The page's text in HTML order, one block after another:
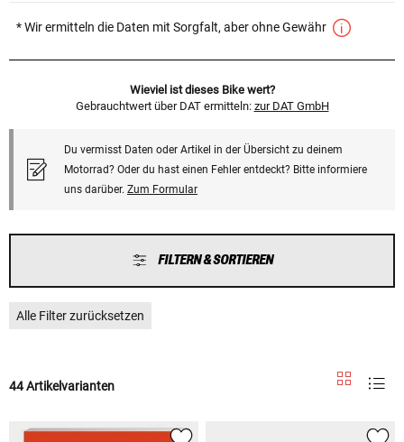
* Wir ermitteln die Daten mit Sorgfalt, aber ohne Gewähr
Wieviel ist dieses Bike wert?
Gebrauchtwert über DAT ermitteln: zur DAT GmbH
Du vermisst Daten oder Artikel in der Übersicht zu deinem
Motorrad? Oder du hast einen Fehler entdeckt? Bitte informiere
uns darüber. Zum Formular
FILTERN & SORTIEREN
Alle Filter zurücksetzen
44 Artikelvarianten